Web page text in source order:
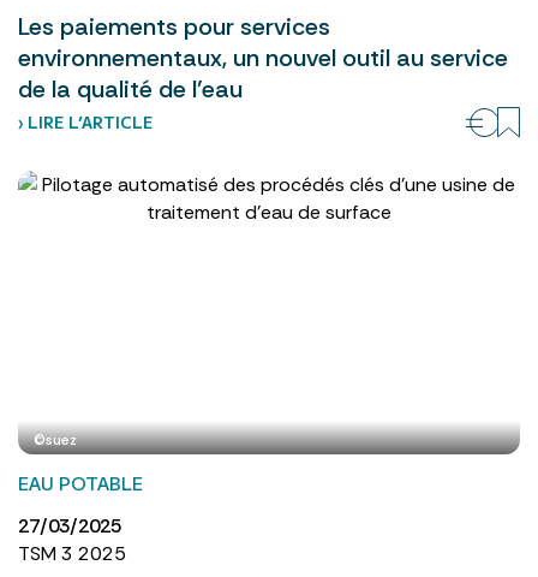
Les paiements pour services
environnementaux, un nouvel outil au service
de la qualité de l’eau
› LIRE L’ARTICLE
©suez
EAU POTABLE
27/03/2025
TSM 3 2025